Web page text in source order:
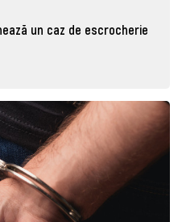
un caz de escrocherie